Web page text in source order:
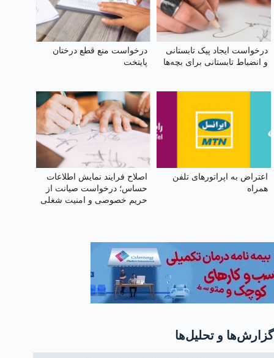
درخواست ایجاد پیک تابستانی
و انضباط تابستانی برای بچه‌ها
درخواست منع قطع درختان
پایتخت
اعتراض به اپراتورهای تلفن
همراه
اصلاح فرایند نمایش اطلاعات
حساس؛ درخواست صیانت از
حریم خصوصی و امنیت شغلی
گزارش‌ها و تحلیل‌ها